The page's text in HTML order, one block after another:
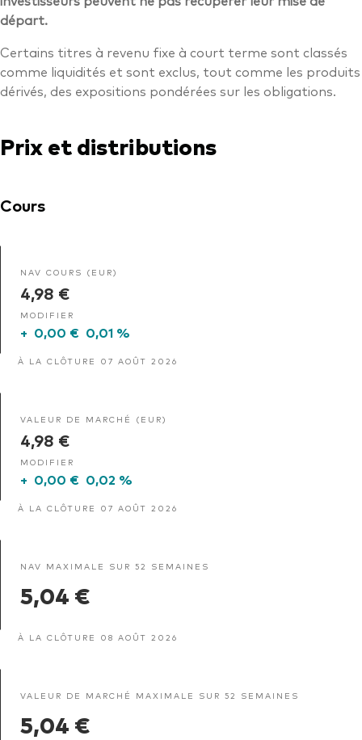
départ.
Certains titres à revenu fixe à court terme sont classés
comme liquidités et sont exclus, tout comme les produits
dérivés, des expositions pondérées sur les obligations.
Prix et distributions
Cours
NAV COURS (EUR)
4,98 €
MODIFIER
+ 0,00 € 0,01 %
À LA CLÔTURE 07 AOÛT 2026
VALEUR DE MARCHÉ (EUR)
4,98 €
MODIFIER
+ 0,00 € 0,02 %
À LA CLÔTURE 07 AOÛT 2026
NAV MAXIMALE SUR 52 SEMAINES
5,04 €
À LA CLÔTURE 08 AOÛT 2026
VALEUR DE MARCHÉ MAXIMALE SUR 52 SEMAINES
5,04 €